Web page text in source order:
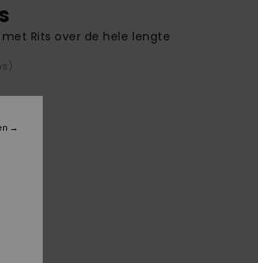
met Rits over de hele lengte